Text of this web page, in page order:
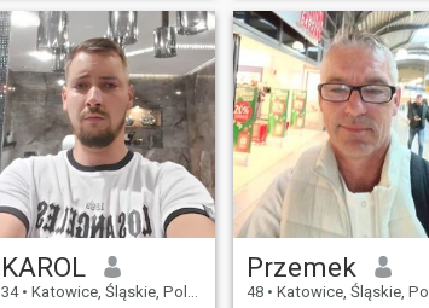
KAROL
34 • Katowice, Śląskie, Polonia
Przemek
48 • Katowice, Śląskie, Polonia